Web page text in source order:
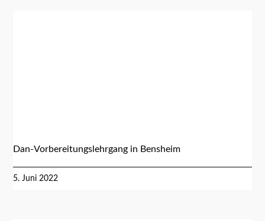
Dan-Vorbereitungslehrgang in Bensheim
5. Juni 2022